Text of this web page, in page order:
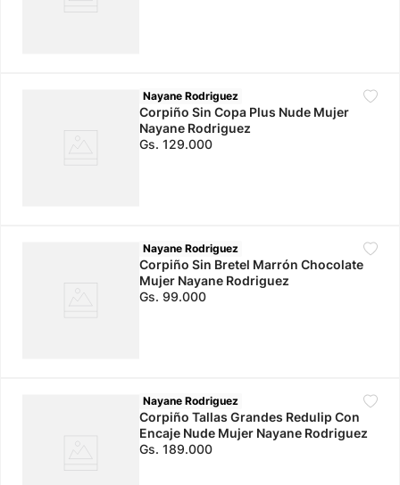
Nayane Rodriguez
Corpiño Sin Copa Plus Nude Mujer
Nayane Rodriguez
Gs. 129.000
Nayane Rodriguez
Corpiño Sin Bretel Marrón Chocolate
Mujer Nayane Rodriguez
Gs. 99.000
Nayane Rodriguez
Corpiño Tallas Grandes Redulip Con
Encaje Nude Mujer Nayane Rodriguez
Gs. 189.000